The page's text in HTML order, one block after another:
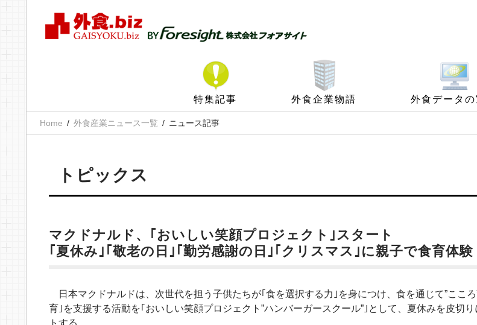
特集記事 外食企業物語 外食データの
Home 外食産業ニュース一覧 ニュース記事
トピックス
マクドナルド、｢おいしい笑顔プロジェクト｣スタート
｢夏休み｣｢敬老の日｣｢勤労感謝の日｣｢クリスマス｣に親子で食育体験
日本マクドナルドは、次世代を担う子供たちが｢食を選択する力｣を身につけ、食を通じて”こころ
育｣を支援する活動を｢おいしい笑顔プロジェクト”ハンバーガースクール”｣として、夏休みを皮切
トする。